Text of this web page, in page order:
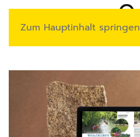
Zum Hauptinhalt springen